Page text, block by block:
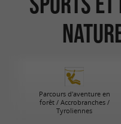
Parcours d'aventure en
forêt / Accrobranches /
Tyroliennes